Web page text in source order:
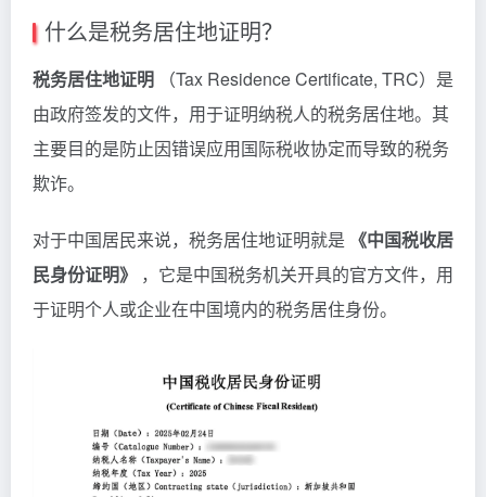
什么是税务居住地证明？
税务居住地证明 （Tax Residence Certificate, TRC）是
由政府签发的文件，用于证明纳税人的税务居住地。其
主要目的是防止因错误应用国际税收协定而导致的税务
欺诈。
对于中国居民来说，税务居住地证明就是 《中国税收居
民身份证明》
，它是中国税务机关开具的官方文件，用
于证明个人或企业在中国境内的税务居住身份。